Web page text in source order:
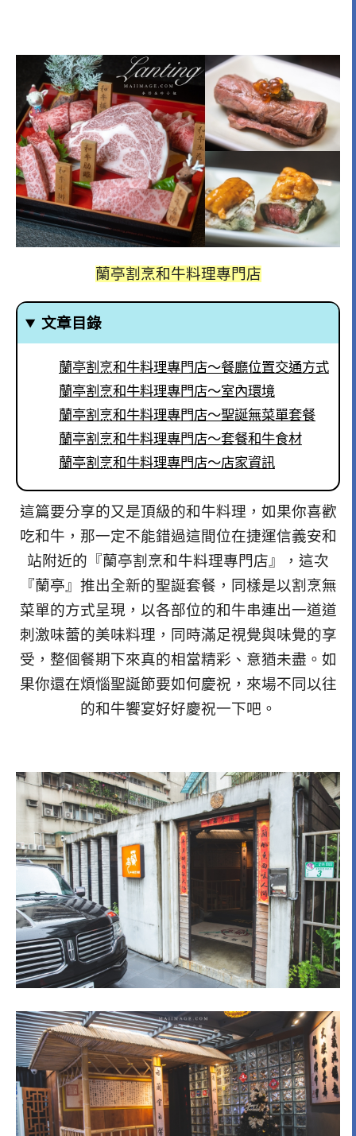
蘭亭割烹和牛料理專門店
文章目錄
蘭亭割烹和牛料理專門店～餐廳位置交通方式
蘭亭割烹和牛料理專門店～室內環境
蘭亭割烹和牛料理專門店～聖誕無菜單套餐
蘭亭割烹和牛料理專門店～套餐和牛食材
蘭亭割烹和牛料理專門店～店家資訊
這篇要分享的又是頂級的和牛料理，如果你喜歡
吃和牛，那一定不能錯過這間位在捷運信義安和
站附近的『蘭亭割烹和牛料理專門店』，這次
『蘭亭』推出全新的聖誕套餐，同樣是以割烹無
菜單的方式呈現，以各部位的和牛串連出一道道
刺激味蕾的美味料理，同時滿足視覺與味覺的享
受，整個餐期下來真的相當精彩、意猶未盡。如
果你還在煩惱聖誕節要如何慶祝，來場不同以往
的和牛饗宴好好慶祝一下吧。